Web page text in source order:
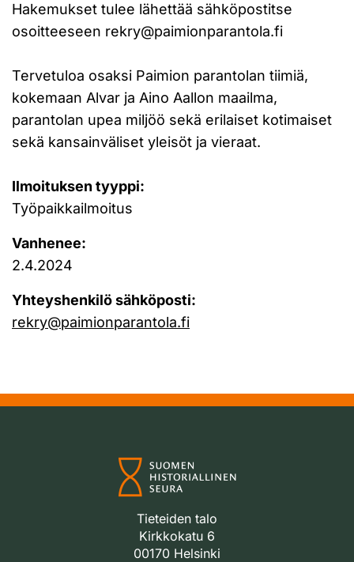
Hakemukset tulee lähettää sähköpostitse
osoitteeseen rekry@paimionparantola.fi
Tervetuloa osaksi Paimion parantolan tiimiä,
kokemaan Alvar ja Aino Aallon maailma,
parantolan upea miljöö sekä erilaiset kotimaiset
sekä kansainväliset yleisöt ja vieraat.
Ilmoituksen tyyppi:
Työpaikkailmoitus
Vanhenee:
2.4.2024
Yhteyshenkilö sähköposti:
rekry@paimionparantola.fi
Tieteiden talo
Kirkkokatu 6
00170 Helsinki